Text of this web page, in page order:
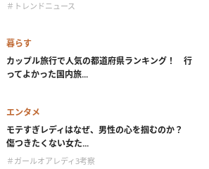
＃トレンドニュース
暮らす
カップル旅行で人気の都道府県ランキング！ 行
ってよかった国内旅...
エンタメ
モテすぎレディはなぜ、男性の心を掴むのか？
傷つきたくない女た...
＃ガールオアレディ3考察